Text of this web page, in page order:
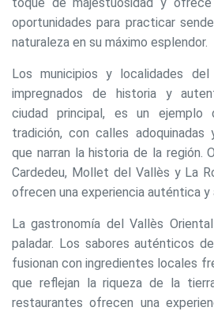
oportunidades para practicar
naturaleza en su máximo esplendor.
Los municipios y localidades
impregnados de historia y
ciudad principal, es un ejemplo
tradición, con calles adoquinadas
que narran la historia de la región.
Cardedeu, Mollet del Vallès y La
ofrecen una experiencia auténtica y
La gastronomía del Vallès
paladar. Los sabores auténticos
fusionan con ingredientes locales
que reflejan la riqueza de la
restaurantes ofrecen una